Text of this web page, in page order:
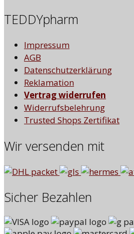
TEDDYpharm
Impressum
AGB
Datenschutzerklärung
Reklamation
Vertrag widerrufen
Widerrufsbelehrung
Trusted Shops Zertifikat
Wir versenden mit
Sicher Bezahlen